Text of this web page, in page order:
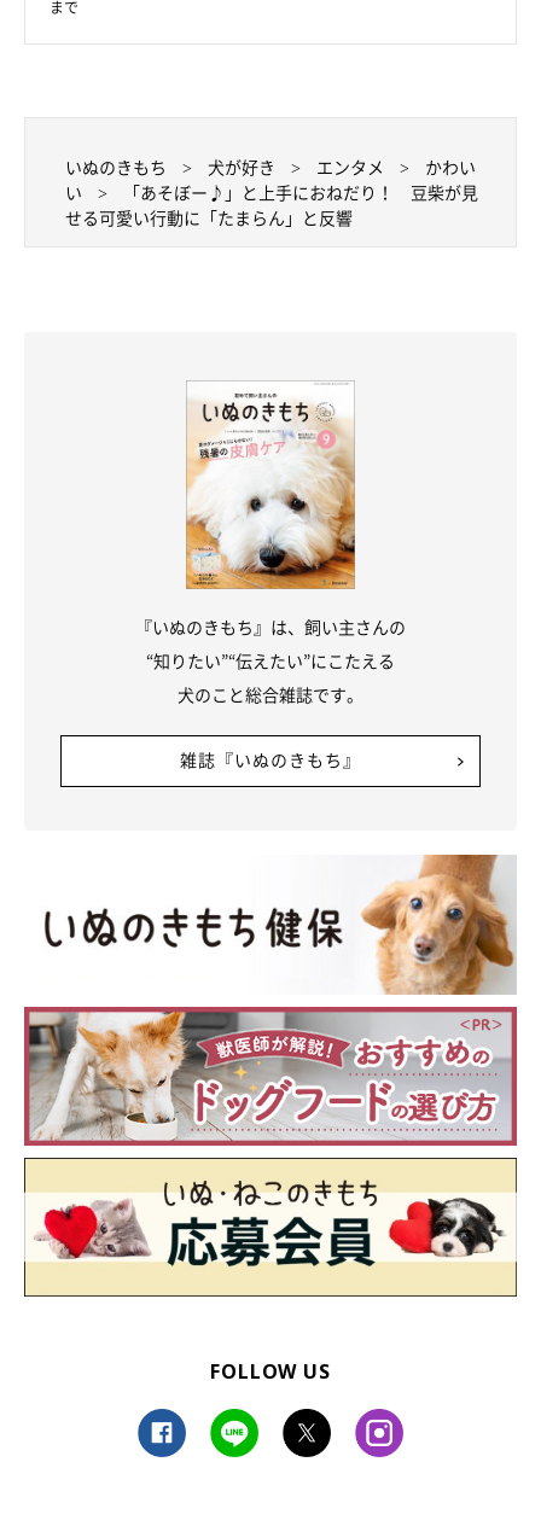
考えていることがすぐ顔に出るタイプ
ちくわくんと一緒に暮らすなかで、飼い主さんはちくわくんの魅
力をたくさん感じているそうですが、 「人のことが大好きで、み
んなに愛想を振りまくところも魅力のひとつ」だと話していまし
た。
まで
いぬのきもち 犬が好き エンタメ
かわい
い
「あそぼー♪」と上手におねだり！ 豆柴が見
せる可愛い行動に「たまらん」と反響
『いぬのきもち』は、飼い主さんの
“知りたい”“伝えたい”にこたえる
犬のこと総合雑誌です。
雑誌『いぬのきもち』
FOLLOW US